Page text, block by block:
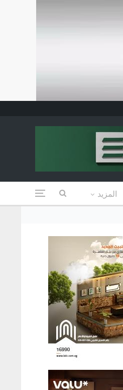
المزيد